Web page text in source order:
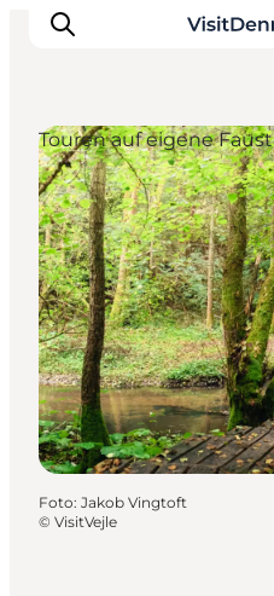
Inspiration
Regionen
Erlebnisse
Unterkünfte
Reiseplanung
Touren auf eigene Faust
Foto: Jakob Vingtoft
© VisitVejle